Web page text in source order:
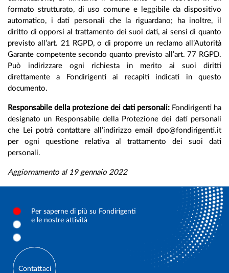
formato strutturato, di uso comune e leggibile da dispositivo
automatico, i dati personali che la riguardano; ha inoltre, il
diritto di opporsi al trattamento dei suoi dati, ai sensi di quanto
previsto all’art. 21 RGPD, o di proporre un reclamo all’Autorità
Garante competente secondo quanto previsto all’art. 77 RGPD.
Può indirizzare ogni richiesta in merito ai suoi diritti
direttamente a Fondirigenti ai recapiti indicati in questo
documento.
Responsabile della protezione dei dati personali: Fondirigenti ha
designato un Responsabile della Protezione dei dati personali
che Lei potrà contattare all’indirizzo email dpo@fondirigenti.it
per ogni questione relativa al trattamento dei suoi dati
personali.
Aggiornamento al 19 gennaio 2022
Per saperne di più su Fondirigenti
e le nostre attività
Contattaci